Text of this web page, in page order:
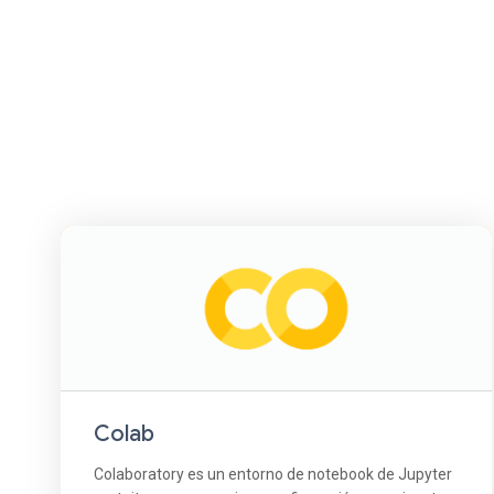
Colab
Colaboratory es un entorno de notebook de Jupyter